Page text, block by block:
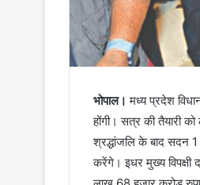
भोपाल। मध्य प्रदेश
होंगी। सत्र की तैयारी
श्रद्धांजलि के बाद सदन
करेंगे। इधर मुख्य विपक्षी